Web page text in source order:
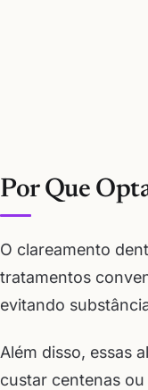
Por Que
O clareamento
tratamentos
evitando
Além disso, essas
custar centenas